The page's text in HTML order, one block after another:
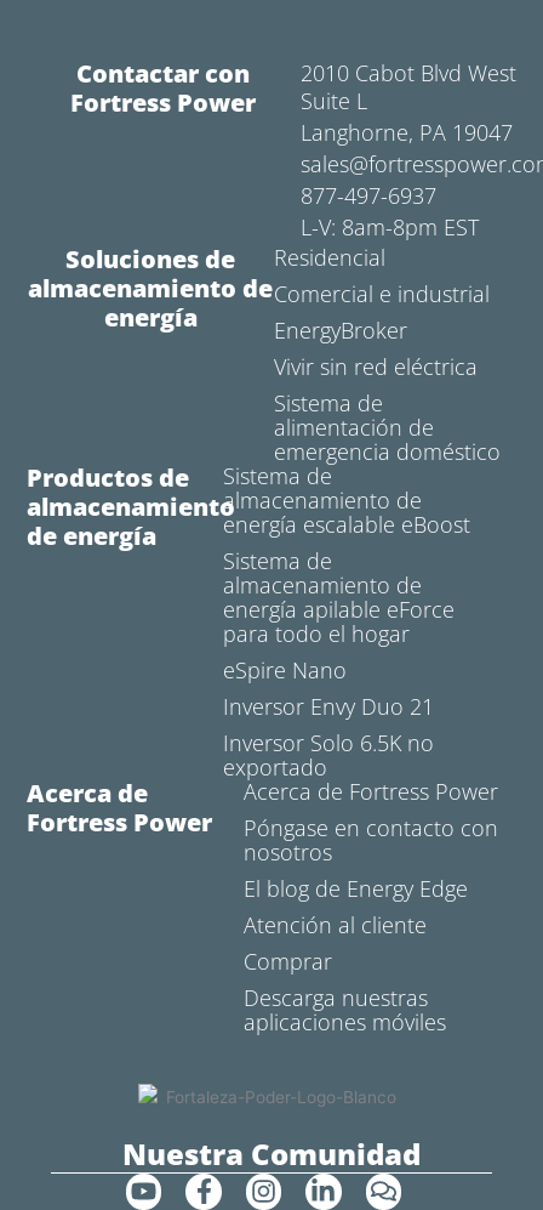
Contactar con
Fortress Power
2010 Cabot Blvd West
Suite L
Langhorne, PA 19047
877-497-6937
L-V: 8am-8pm EST
Soluciones de
almacenamiento de
energía
Residencial
Comercial e industrial
EnergyBroker
Vivir sin red eléctrica
Sistema de
alimentación de
emergencia doméstico
Productos de
almacenamiento
de energía
Sistema de
almacenamiento de
energía escalable eBoost
Sistema de
almacenamiento de
energía apilable eForce
para todo el hogar
eSpire Nano
Inversor Envy Duo 21
Inversor Solo 6.5K no
exportado
Acerca de
Fortress Power
Acerca de Fortress Power
Póngase en contacto con
nosotros
El blog de Energy Edge
Atención al cliente
Comprar
Descarga nuestras
aplicaciones móviles
Nuestra Comunidad
Y
F
I
L
C